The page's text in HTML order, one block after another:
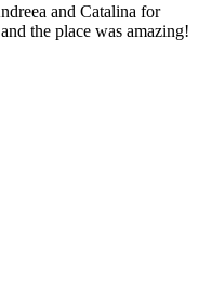
and Catalina for
the place was amazing!